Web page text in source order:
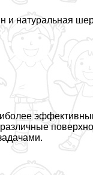
и натуральная